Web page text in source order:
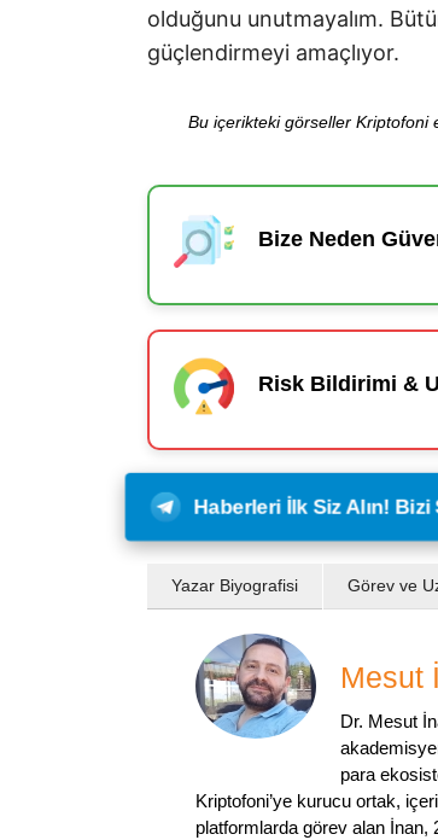
olduğunu unutmayalım.
güçlendirmeyi amaçlıyor.
Bu içerikteki görseller Kriptofoni
Bize Neden
Risk Bildirimi &
Haberleri İlk Siz Alın!
Yazar Biyografisi Görev ve
Mesut
Dr. Mesut
para
Kriptofoni’ye kurucu ortak,
platformlarda görev alan İnan,